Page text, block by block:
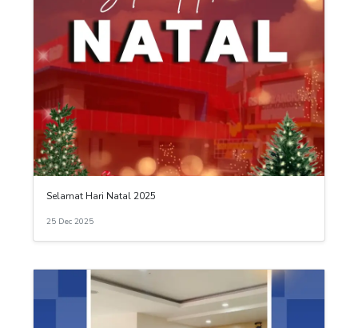
Selamat Hari Natal 2025
25 Dec 2025